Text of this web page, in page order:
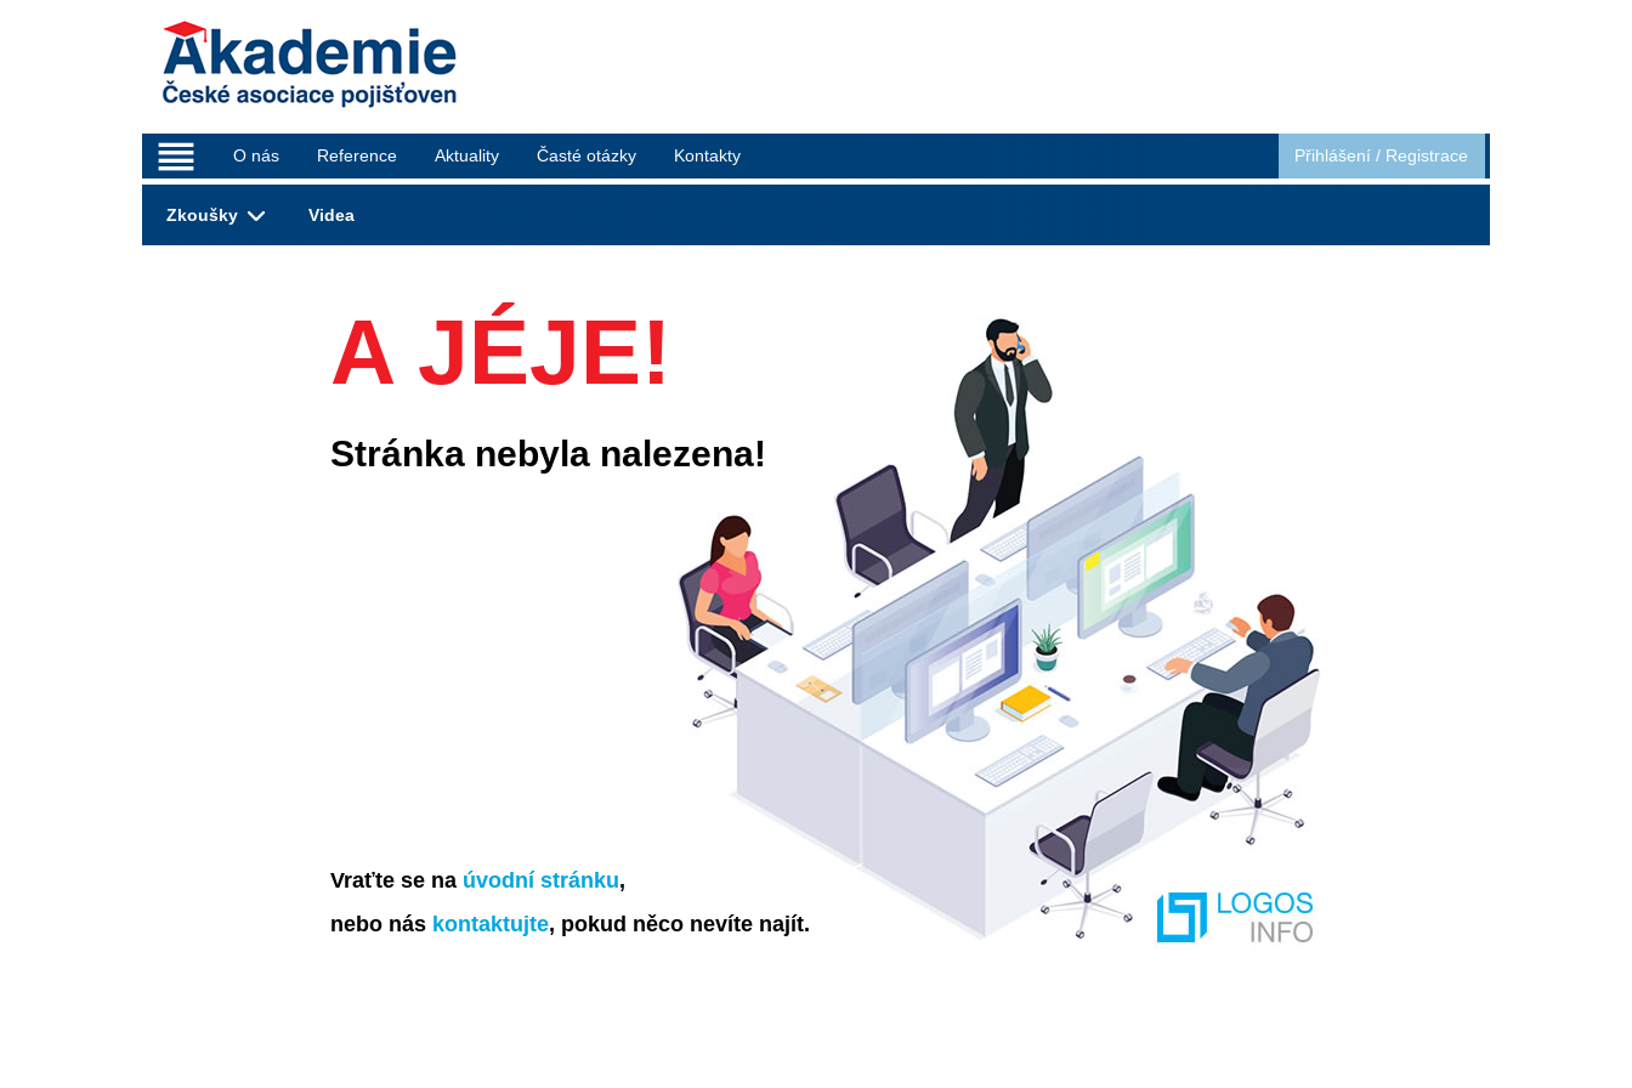
_ O nás Reference Aktuality Časté otázky Kontakty Přihlášení/ Registrace
Zkoušky Videa
A JÉJE!
Stránka nebyla nalezena!
Vraťte se na úvodní stránku,
nebo nás kontaktujte, pokud něco nevíte najít.